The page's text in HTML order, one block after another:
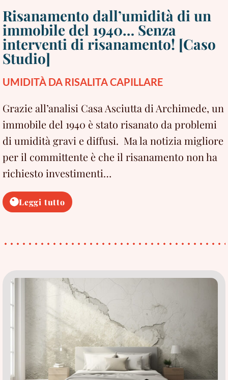
Risanamento dall’umidità di un
immobile del 1940… Senza
interventi di risanamento! [Caso
Studio]
UMIDITÀ DA RISALITA CAPILLARE
Grazie all’analisi Casa Asciutta di Archimede, un
immobile del 1940 è stato risanato da problemi
di umidità gravi e diffusi. Ma la notizia migliore
per il committente è che il risanamento non ha
richiesto investimenti…
Leggi tuttoRisanamento
dall’umidità
1940…
Senza
interventi
risanamento!
[Caso
Studio]